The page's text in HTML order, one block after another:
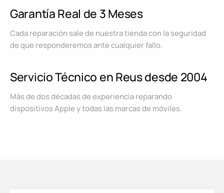
Garantía Real de 3 Meses
Cada reparación sale de nuestra tienda con la seguridad
de que responderemos ante cualquier fallo.
Servicio Técnico en Reus desde 2004
Más de dos décadas de experiencia reparando
dispositivos Apple y todas las marcas de móviles.